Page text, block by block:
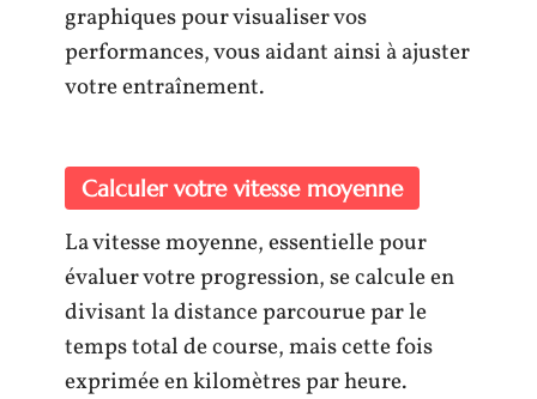
graphiques pour visualiser vos
performances, vous aidant ainsi à ajuster
votre entraînement.
Calculer votre vitesse moyenne
La vitesse moyenne, essentielle pour
évaluer votre progression, se calcule en
divisant la distance parcourue par le
temps total de course, mais cette fois
exprimée en kilomètres par heure.